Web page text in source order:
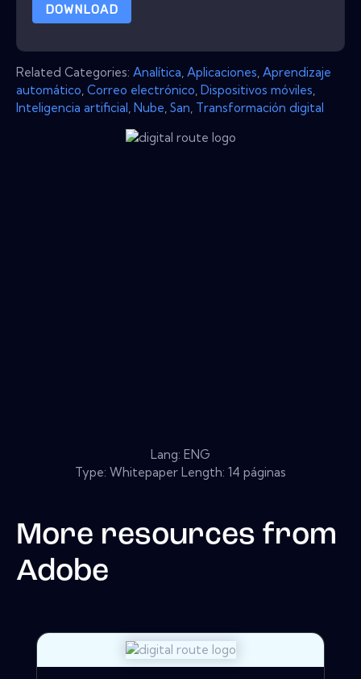
DOWNLOAD
Related Categories: Analítica Aplicaciones Aprendizaje
automático Correo electrónico Dispositivos móviles
Inteligencia artificial Nube San Transformación digital
Lang: ENG
Type: Whitepaper Length: 14 páginas
More resources from
Adobe